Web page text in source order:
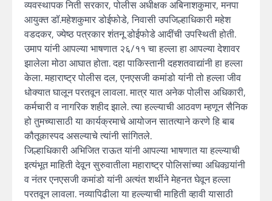
व्यवस्थापक निती सरकार, पोलीस अधीक्षक अबिनाशकुमार, मनपा
आयुक्त डॉ.महेशकुमार डोईफोडे, निवासी उपजिल्हाधिकारी महेश
वडदकर, ज्येष्ठ पत्रकार शंतनू डोईफोडे आदींची उपस्थिती होती.
उमाप यांनी आपल्या भाषणात २६/११ चा हल्ला हा आपल्या देशावर
झालेला मोठा आघात होता. दहा पाकिस्तानी दहशतवाद्यांनी हा हल्ला
केला. महाराष्ट्र पोलीस दल, एनएसजी कमांडो यांनी तो हल्ला जीव
धोक्यात घालून परतवून लावला. मात्र यात अनेक पोलीस अधिकारी,
कर्मचारी व नागरिक शहीद झाले. त्या हल्ल्याची आठवण म्हणून सैनिक
हो तुमच्यासाठी या कार्यक्रमाचे आयोजन सातत्याने करणे हि बाब
कौतूकास्पद असल्याचे त्यांनी सांगितले.
जिल्हाधिकारी अभिजित राऊत यांनी आपल्या भाषणात या हल्ल्याची
इत्यंभूत माहिती देवून सुरुवातीला महाराष्ट्र पोलिसांच्या अधिकार्‍यांनी
व नंतर एनएसजी कमांडो यांनी अत्यंत शर्थीने मेहनत घेवून हल्ला
परतवून लावला. नव्यापिढीला या हल्ल्याची माहिती व्हावी यासाठी